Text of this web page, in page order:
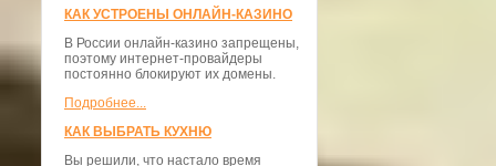
КАК УСТРОЕНЫ ОНЛАЙН-КАЗИНО
В России онлайн-казино запрещены,
поэтому интернет-провайдеры
постоянно блокируют их домены.
Подробнее...
КАК ВЫБРАТЬ КУХНЮ
Вы решили, что настало время